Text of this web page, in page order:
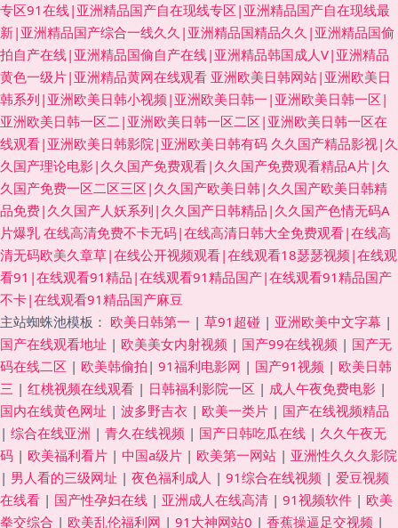
专区91在线|亚洲精品国产自在现线专区|亚洲精品国产自在现线最
新|亚洲精品国产综合一线久久|亚洲精品国精品久久|亚洲精品国偷
拍自产在线|亚洲精品国偷自产在线|亚洲精品韩国成人V|亚洲精品
黄色一级片|亚洲精品黄网在线观看 亚洲欧美日韩网站|亚洲欧美日
韩系列|亚洲欧美日韩小视频|亚洲欧美日韩一|亚洲欧美日韩一区|
亚洲欧美日韩一区二|亚洲欧美日韩一区二区|亚洲欧美日韩一区在
线观看|亚洲欧美日韩影院|亚洲欧美日韩有码 久久国产精品影视|久
久国产理论电影|久久国产免费观看|久久国产免费观看精品A片|久
久国产免费一区二区三区|久久国产欧美日韩|久久国产欧美日韩精
品免费|久久国产人妖系列|久久国产日韩精品|久久国产色情无码A
片爆乳 在线高清免费不卡无码|在线高清日韩大全免费观看|在线高
清无码欧美久章草|在线公开视频观看|在线观看18瑟瑟视频|在线观
看91|在线观看91精品|在线观看91精品国产|在线观看91精品国产
不卡|在线观看91精品国产麻豆
主站蜘蛛池模板： 欧美日韩第一 | 草91超碰 | 亚洲欧美中文字幕 |
国产在线观看地址 | 欧美美女内射视频 | 国产99在线视频 | 国产无
码在线二区 | 欧美韩偷拍 | 91福利电影网 | 国产91视频 | 欧美日韩
三 | 红桃视频在线观看 | 日韩福利影院一区 | 成人午夜免费电影 |
国内在线黄色网址 | 波多野吉衣 | 欧美一类片 | 国产在线视频精品
| 综合在线亚洲 | 青久在线视频 | 国产日韩吃瓜在线 | 久久午夜无
码 | 欧美福利看片 | 中国a级片 | 欧美第一网站 | 亚洲性久久久影院
| 男人看的三级网址 | 夜色福利成人 | 91综合在线视频 | 爱豆视频
在线看 | 国产性孕妇在线 | 亚洲成人在线高清 | 91视频软件 | 欧美
拳交综合 | 欧美乱伦福利网 | 91大神网站0 | 香蕉操逼足交视频 |